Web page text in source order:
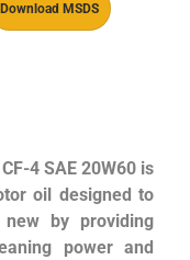
Download MSDS
4 SAE 20W60 is
oil designed to
by providing
power and